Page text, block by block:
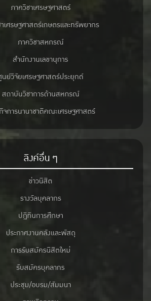
ภาควิชาเศรษฐศาสตร์
เศรษฐศาสตร์เกษตรและทรัพยากร
ภาควิชาสหกรณ์
สำนักงานเลขานุการ
ย์วิจัยเศรษฐศาสตร์ประยุกต์
สถาบันวิชาการด้านสหกรณ์
การนานาชาติคณะเศรษฐศาสตร์
ลิงค์อื่น ๆ
ข่าวนิสิต
รางวัลบุคลากร
ปฎิทินการศึกษา
ประกาศงานคลังและพัสดุ
การรับสมัครนิสิตใหม่
รับสมัครบุคลากร
ประชุม/อบรม/สัมมนา